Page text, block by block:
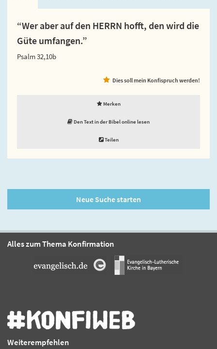
“Wer aber auf den HERRN hofft, den wird die
Güte umfangen.”
Psalm 32,10b
Dies soll mein Konfispruch werden!
Merken
Den Text in der Bibel online lesen
Teilen
Neue Suche starten
Alles zum Thema Konfirmation
Weiterempfehlen